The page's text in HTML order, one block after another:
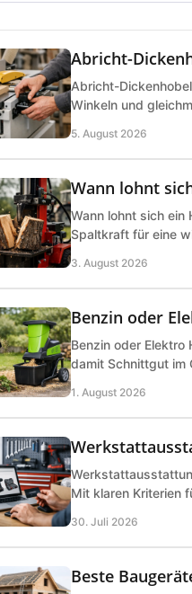
Abricht-
Abricht-
Winkeln und
5. August 2026
Wann lohnt
Wann lohnt sich ein
Spaltkraft für eine
3. August 2026
Benzin oder
Benzin oder Elektro
damit Schnittgut im
1. August 2026
Mit klaren Kriterien
30. Juli 2026
Beste